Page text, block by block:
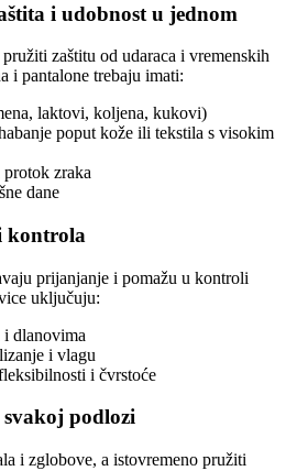
i udobnost u jednom
zaštitu od udaraca i vremenskih
i pantalone trebaju imati:
laktovi, koljena, kukovi)
poput kože ili tekstila s visokim
zraka
dane
kontrola
prijanjanje i pomažu u kontroli
uključuju:
i dlanovima
i vlagu
i čvrstoće
svakoj podlozi
i zglobove, a istovremeno pružiti